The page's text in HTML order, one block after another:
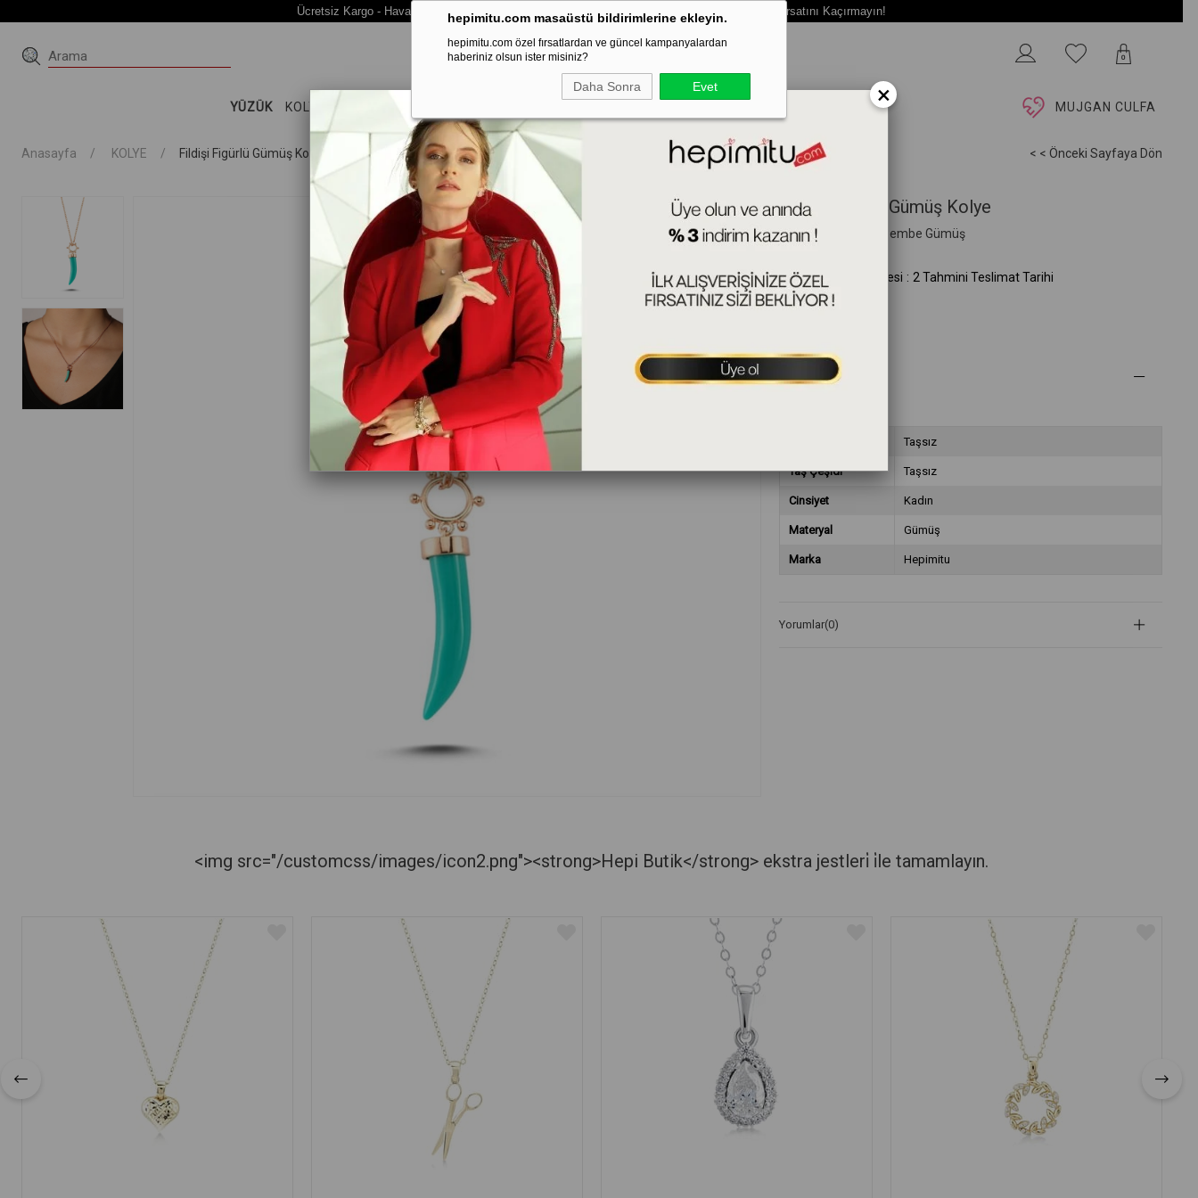
hepimitu.com masaüstü bildirimlerine ekleyin.
hepimitu.com özel fırsatlardan ve güncel kampanyalardan
haberiniz olsun ister misiniz?
Daha Sonra Evet
Ücretsiz Kargo - Havale /Eft Ödemelerinde Extra %3 İndirim - Vade Farksız 3 Taksit Ödeme Fırsatını Kaçırmayın!
0
YÜZÜK KOLYE MUJGAN CULFA
Anasayfa KOLYE Fildişi Figürlü Gümüş Kolye < < Önceki Sayfaya Dön
Fildişi Figürlü Gümüş Kolye
40+5cm 925 Ayar Pembe Gümüş
Tahmini Teslim Süresi : 2 Tahmini Teslimat Tarihi
Ürün Özellikleri
Taşsız
Taş Çeşidi Taşsız
Cinsiyet Kadın
Materyal Gümüş
Marka Hepimitu
Yorumlar(0)
<img src="/customcss/images/icon2.png"><strong>Hepi Butik</strong> ekstra jestleri̇ i̇le tamamlayın.
×